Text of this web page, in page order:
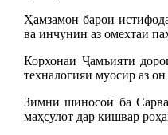
Ҳамзамон барои
ва инчунин аз омехтаи
Корхонаи Ҷамъияти
техналогияи муосир аз
Зимни шиносоӣ ба
маҳсулот дар кишвар